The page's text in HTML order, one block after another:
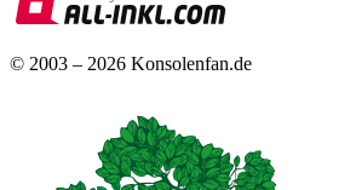
© 2003 – 2026 Konsolenfan.de